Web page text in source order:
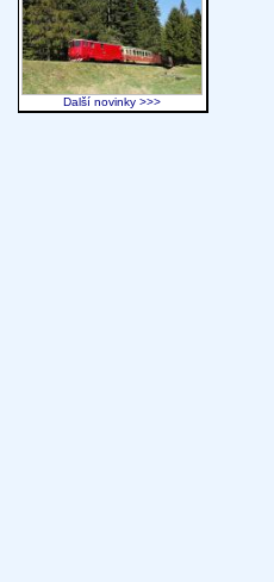
Další novinky >>>